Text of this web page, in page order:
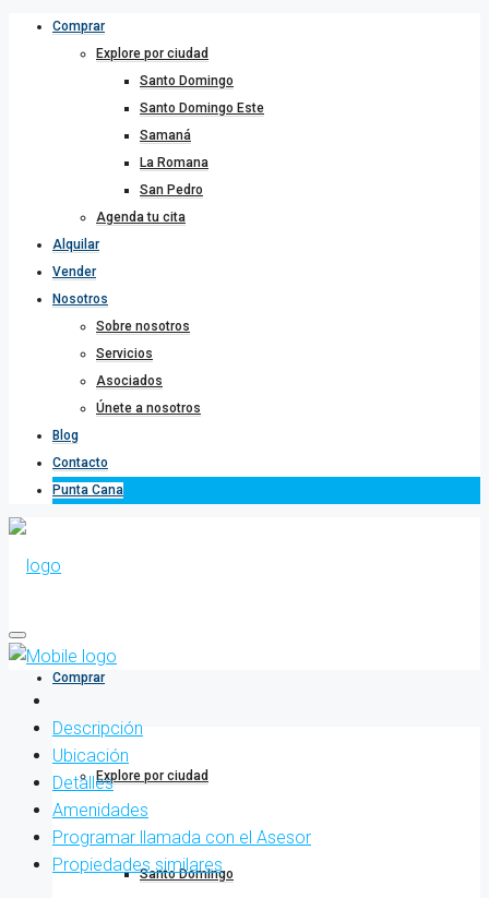
Comprar
Explore por ciudad
Santo Domingo
Santo Domingo Este
Samaná
La Romana
San Pedro
Agenda tu cita
Alquilar
Vender
Nosotros
Sobre nosotros
Servicios
Asociados
Únete a nosotros
Blog
Contacto
Punta Cana
Comprar
Explore por ciudad
Santo Domingo
Descripción
Ubicación
Detalles
Amenidades
Programar llamada con el Asesor
Propiedades similares